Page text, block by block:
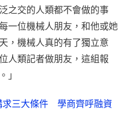
之交的人類都不會做的事
一位機械人朋友，和他或她
，機械人真的有了獨立意
人類記者做朋友，這組報
」
三大條件 學商齊呼融資